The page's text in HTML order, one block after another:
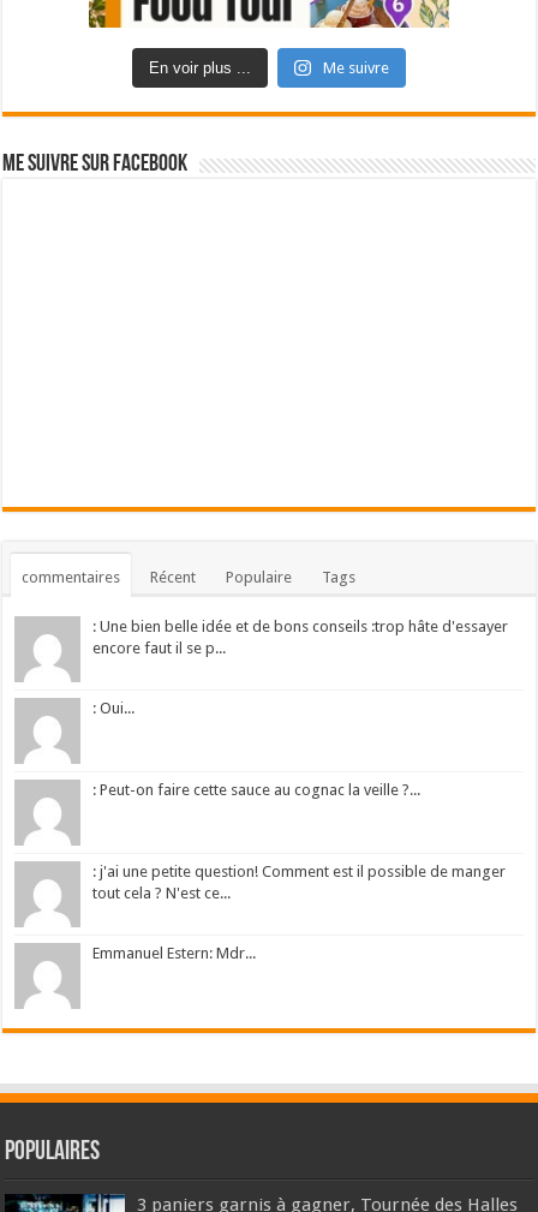
En voir plus ... Me suivre
Me suivre sur Facebook
commentaires Récent Populaire Tags
: Une bien belle idée et de bons conseils :trop hâte d'essayer
encore faut il se p...
: Oui...
: Peut-on faire cette sauce au cognac la veille ?...
: j'ai une petite question! Comment est il possible de manger
tout cela ? N'est ce...
Emmanuel Estern: Mdr...
Populaires
3 paniers garnis à gagner, Tournée des Halles